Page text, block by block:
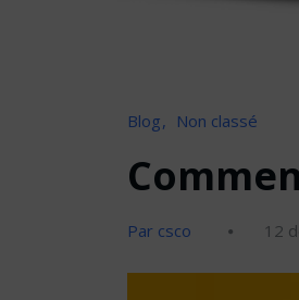
Blog Non classé
Par csco 12